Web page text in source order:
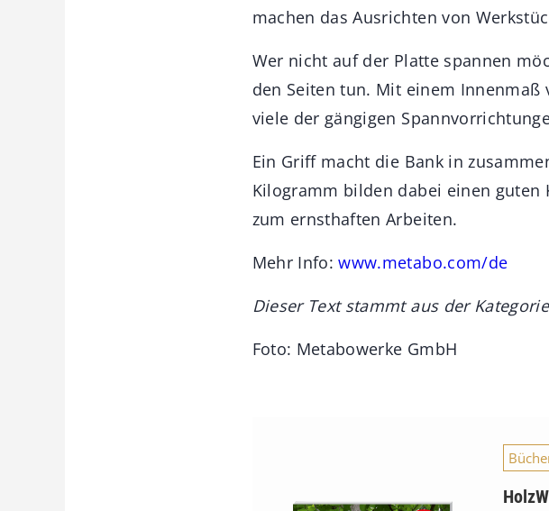
machen das Ausrichten von
Wer nicht auf der Platte spannen
den Seiten tun. Mit einem
viele der gängigen
Ein Griff macht die Bank in
Kilogramm bilden dabei einen
zum ernsthaften Arbeiten.
Mehr Info:www.metabo.com/de
Dieser Text stammt aus der
Foto: Metabowerke GmbH